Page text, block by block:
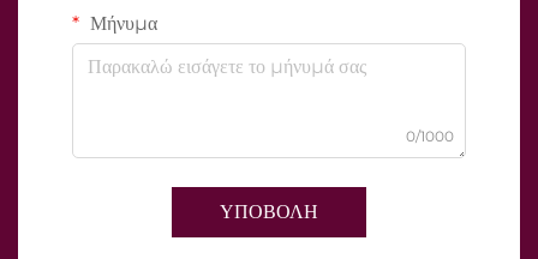
Μήνυμα
0/1000
ΥΠΟΒΟΛΗ